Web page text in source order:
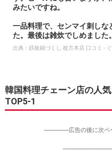
みたいですね。
一品料理で、センマイ刺しな
た。最後は雑炊でしめました。
出典： 鉄板鍋づくし 枚方本店 口コミ -
韓国料理チェーン店の人
TOP5-1
-----------------広告の後に次